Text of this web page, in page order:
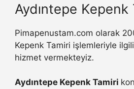
Aydıntepe Kepenk
Pimapenustam.com olarak
Kepenk Tamiri işlemleriyle
hizmet vermekteyiz.
Aydıntepe Kepenk Tamiri